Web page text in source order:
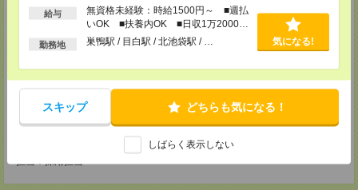
給与
無資格未経験：時給1500円～ ■週払
いOK ■扶養内OK ■日収1万2000円
以上
勤務地 巣鴨駅 / 目白駅 / 北池袋駅 / … 気になる!
スキップ どちらも気になる！
しばらく表示しない
千葉県船橋市前原西2-12-7 津田沼第一生命ビル5F
TEL：047-470-5372
守谷支店
茨城県守谷市中央二丁目16番地1アワーズ守谷3F
担当：採用担当